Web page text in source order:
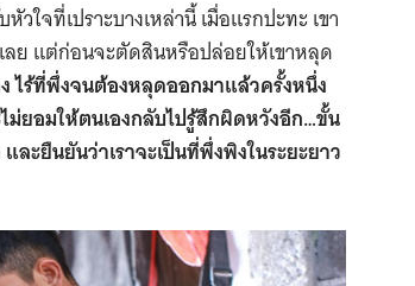
ใจที่เปราะบางเหล่านี้ เมื่อแรกปะทะ เขา
ลย แต่ก่อนจะตัดสินหรือปล่อยให้เขาหลุด
ไร้ที่พึ่งจนต้องหลุดออกมาแล้วครั้งหนึ่ง
ม่ยอมให้ตนเองกลับไปรู้สึกผิดหวังอีก…ขั้น
ละยืนยันว่าเราจะเป็นที่พึ่งพิงในระยะยาว